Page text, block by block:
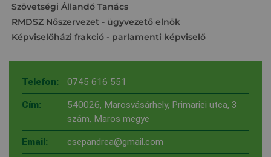
Szövetségi Állandó Tanács
RMDSZ Nőszervezet - ügyvezető elnök
Képviselőházi frakció - parlamenti képviselő
Telefon: 0745 616 551
Cím:
540026, Marosvásárhely, Primariei utca, 3
szám, Maros megye
Email: csepandrea@gmail.com